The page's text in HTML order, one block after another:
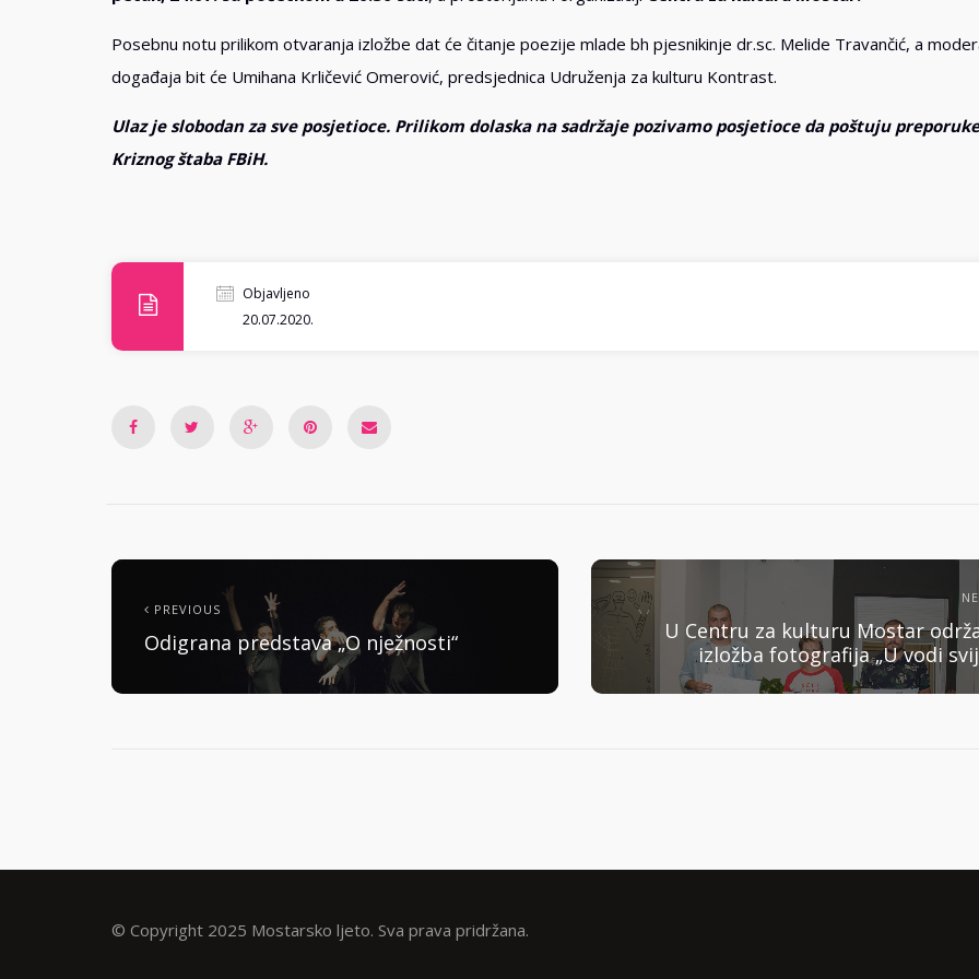
Posebnu notu prilikom otvaranja izložbe dat će čitanje poezije mlade bh pjesnikinje dr.sc. Melide Travančić, a
događaja bit će Umihana Krličević Omerović, predsjednica Udruženja za kulturu Kontrast.
Ulaz je slobodan za sve posjetioce. Prilikom dolaska na sadržaje pozivamo posjetioce da poštuju preporuke
Kriznog štaba FBiH.
Objavljeno
20.07.2020.
PREVIOUS
Odigrana predstava „O nježnosti“
U Centru za kulturu Mostar
izložba fotografija „U vodi
© Copyright 2025 Mostarsko ljeto. Sva prava pridržana.